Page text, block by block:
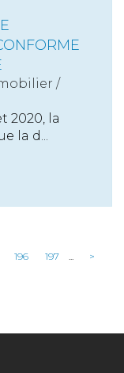
/
2020, la
la d...
196 197 ... >